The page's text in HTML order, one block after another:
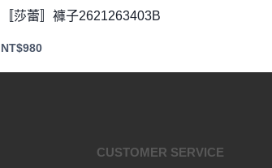
〚莎蕾〛褲子2621263403B
NT$980
CUSTOMER SERVICE